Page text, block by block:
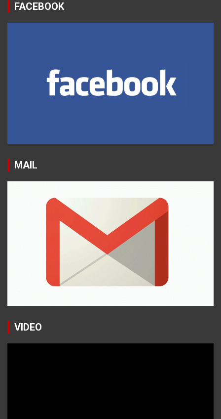
FACEBOOK
MAIL
VIDEO